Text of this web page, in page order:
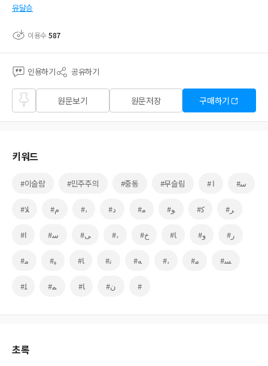
유달승
이용수587
인용하기 공유하기
즐겨
찾기
원문보기 원문저장 구매하기
키워드
#이슬람 #민주주의 #중동 #무슬림 # ا #ﺳ
#ﻼ #م #، #د #ﻣ #ﻮ #ﮐ #ﺮ
#ا #ﺳ #ﯽ #، #ﺥ #ﺎ #و #ر
#ﻣ #ﻴ #ﺎ #ﻧ #ﻪ #، #ﻣ #ﺴ
#ﻠ #ﻤ #ﺎ #ن #
초록